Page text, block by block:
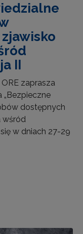
II
zaprasza
„Bezpieczne
dostępnych
wśród
w dniach 27-29